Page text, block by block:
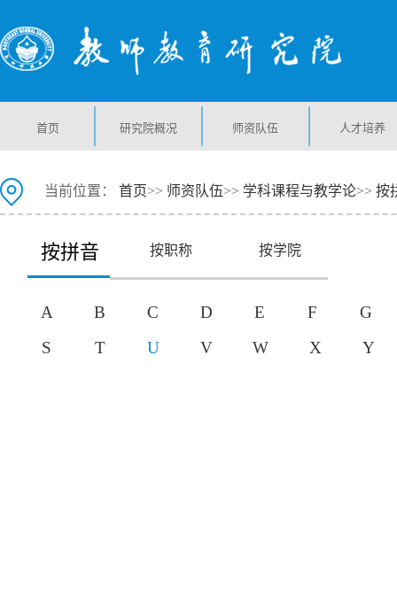
首页 研究院概况 师资队伍 人才培养
当前位置： 首页>> 师资队伍>> 学科课程与教学论>> 按
按拼音 按职称 按学院
A B C D E F
G
S
T U V W X Y